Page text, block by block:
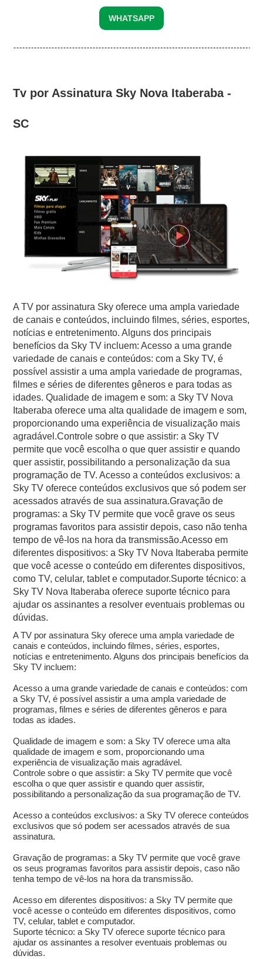
WHATSAPP
Tv por Assinatura Sky Nova Itaberaba -
SC
A TV por assinatura Sky oferece uma ampla variedade
de canais e conteúdos, incluindo filmes, séries, esportes,
notícias e entretenimento. Alguns dos principais
benefícios da Sky TV incluem: Acesso a uma grande
variedade de canais e conteúdos: com a Sky TV, é
possível assistir a uma ampla variedade de programas,
filmes e séries de diferentes gêneros e para todas as
idades. Qualidade de imagem e som: a Sky TV Nova
Itaberaba oferece uma alta qualidade de imagem e som,
proporcionando uma experiência de visualização mais
agradável.Controle sobre o que assistir: a Sky TV
permite que você escolha o que quer assistir e quando
quer assistir, possibilitando a personalização da sua
programação de TV. Acesso a conteúdos exclusivos: a
Sky TV oferece conteúdos exclusivos que só podem ser
acessados através de sua assinatura.Gravação de
programas: a Sky TV permite que você grave os seus
programas favoritos para assistir depois, caso não tenha
tempo de vê-los na hora da transmissão.Acesso em
diferentes dispositivos: a Sky TV Nova Itaberaba permite
que você acesse o conteúdo em diferentes dispositivos,
como TV, celular, tablet e computador.Suporte técnico: a
Sky TV Nova Itaberaba oferece suporte técnico para
ajudar os assinantes a resolver eventuais problemas ou
dúvidas.
A TV por assinatura Sky oferece uma ampla variedade de
canais e conteúdos, incluindo filmes, séries, esportes,
notícias e entretenimento. Alguns dos principais benefícios da
Sky TV incluem:
Acesso a uma grande variedade de canais e conteúdos: com
a Sky TV, é possível assistir a uma ampla variedade de
programas, filmes e séries de diferentes gêneros e para
todas as idades.
Qualidade de imagem e som: a Sky TV oferece uma alta
qualidade de imagem e som, proporcionando uma
experiência de visualização mais agradável.
Controle sobre o que assistir: a Sky TV permite que você
escolha o que quer assistir e quando quer assistir,
possibilitando a personalização da sua programação de TV.
Acesso a conteúdos exclusivos: a Sky TV oferece conteúdos
exclusivos que só podem ser acessados através de sua
assinatura.
Gravação de programas: a Sky TV permite que você grave
os seus programas favoritos para assistir depois, caso não
tenha tempo de vê-los na hora da transmissão.
Acesso em diferentes dispositivos: a Sky TV permite que
você acesse o conteúdo em diferentes dispositivos, como
TV, celular, tablet e computador.
Suporte técnico: a Sky TV oferece suporte técnico para
ajudar os assinantes a resolver eventuais problemas ou
dúvidas.